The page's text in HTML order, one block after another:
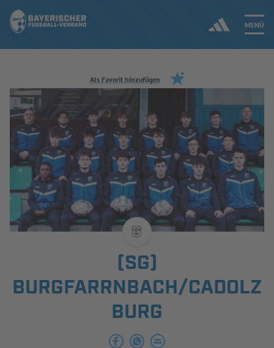
MENÜ
Jetzt einloggen
ERGEBNISSE & WETTBEWERBE
NEUIGKEITEN
SPIELBETRIEB & VERBANDSLEBEN
AUSBILDUNG & FÖRDERUNG
INFOTHEK SPIELPLUS
Als Favorit hinzufügen
(SG)
BURGFARRNBACH/CADOLZ
BURG